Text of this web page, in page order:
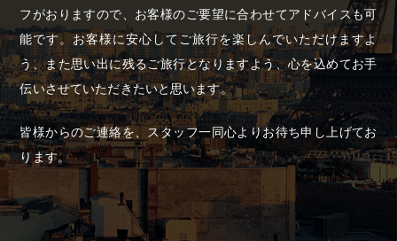
フがおりますので、お客様のご要望に合わせてアドバイスも可
能です。お客様に安心してご旅行を楽しんでいただけますよ
う、また思い出に残るご旅行となりますよう、心を込めてお手
伝いさせていただきたいと思います。
皆様からのご連絡を、スタッフ一同心よりお待ち申し上げてお
ります。